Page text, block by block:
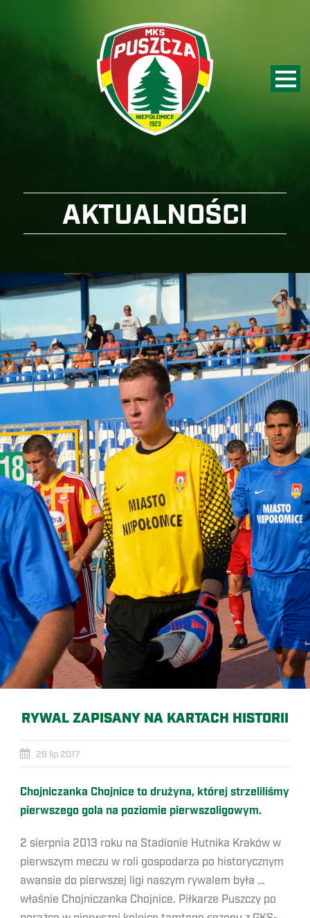
AKTUALNOŚCI
RYWAL ZAPISANY NA KARTACH HISTORII
28 lip 2017
Chojniczanka Chojnice to drużyna, której strzeliliśmy
pierwszego gola na poziomie pierwszoligowym.
2 sierpnia 2013 roku na Stadionie Hutnika Kraków w
pierwszym meczu w roli gospodarza po historycznym
awansie do pierwszej ligi naszym rywalem była …
właśnie Chojniczanka Chojnice. Piłkarze Puszczy po